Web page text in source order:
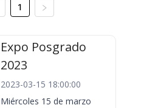
1
Expo Posgrado
2023
2023-03-15 18:00:00
Miércoles 15 de marzo